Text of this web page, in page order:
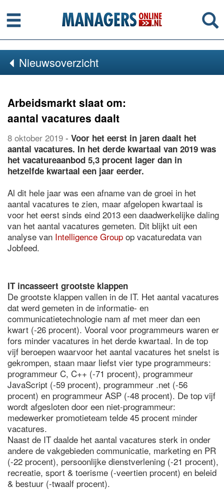
Menu
Nieuwsoverzicht
Arbeidsmarkt slaat om:
aantal vacatures daalt
8 oktober 2019 - Voor het eerst in jaren daalt het
aantal vacatures. In het derde kwartaal van 2019 was
het vacatureaanbod 5,3 procent lager dan in
hetzelfde kwartaal een jaar eerder.
Al dit hele jaar was een afname van de groei in het
aantal vacatures te zien, maar afgelopen kwartaal is
voor het eerst sinds eind 2013 een daadwerkelijke daling
van het aantal vacatures gemeten. Dit blijkt uit een
analyse van Intelligence Group op vacaturedata van
Jobfeed.
IT incasseert grootste klappen
De grootste klappen vallen in de IT. Het aantal vacatures
dat werd gemeten in de informatie- en
communicatietechnologie nam af met meer dan een
kwart (-26 procent). Vooral voor programmeurs waren er
fors minder vacatures in het derde kwartaal. In de top
vijf beroepen waarvoor het aantal vacatures het snelst is
gekrompen, staan maar liefst vier type programmeurs:
programmeur C, C++ (-71 procent), programmeur
JavaScript (-59 procent), programmeur .net (-56
procent) en programmeur ASP (-48 procent). De top vijf
wordt afgesloten door een niet-programmeur:
medewerker promotieteam telde 45 procent minder
vacatures.
Naast de IT daalde het aantal vacatures sterk in onder
andere de vakgebieden communicatie, marketing en PR
(-22 procent), persoonlijke dienstverlening (-21 procent),
recreatie, sport & toerisme (-veertien procent) en beleid
& bestuur (-twaalf procent).